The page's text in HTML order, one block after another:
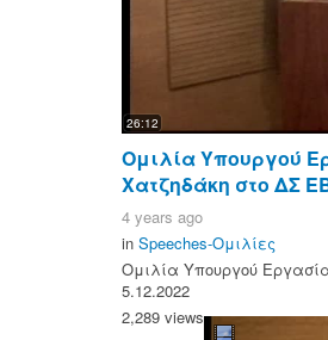
26:12
Ομιλία Υπουργού
Χατζηδάκη στο ΔΣ
4 years ago
in Speeches-Ομιλίες
Ομιλία Υπουργού
5.12.2022
2,289 views